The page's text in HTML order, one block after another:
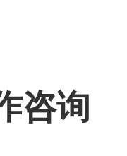
咨询